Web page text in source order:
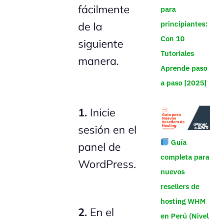
fácilmente
de la
siguiente
manera.
1. Inicie
sesión en el
panel de
WordPress.
2. En el
para
principiantes:
Con 10
Tutoriales
Aprende paso
a paso [2025]
Guía
completa para
nuevos
resellers de
hosting WHM
en Perú (Nivel